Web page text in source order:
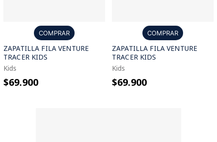
COMPRAR
ZAPATILLA FILA VENTURE
TRACER KIDS
Kids
$69.900
COMPRAR
ZAPATILLA FILA VENTURE
TRACER KIDS
Kids
$69.900